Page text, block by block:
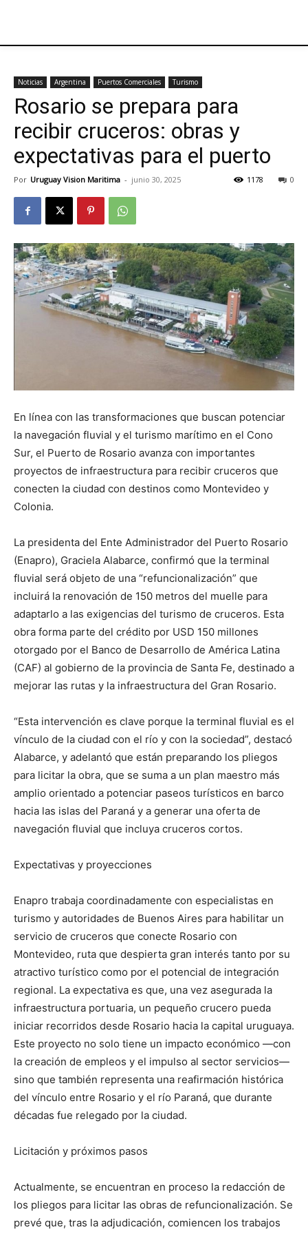
Noticias Argentina Puertos Comerciales Turismo
Rosario se prepara para
recibir cruceros: obras y
expectativas para el puerto
Por Uruguay Vision Maritima - junio 30, 2025 0
1178
En línea con las transformaciones que buscan potenciar
la navegación fluvial y el turismo marítimo en el Cono
Sur, el Puerto de Rosario avanza con importantes
proyectos de infraestructura para recibir cruceros que
conecten la ciudad con destinos como Montevideo y
Colonia.
La presidenta del Ente Administrador del Puerto Rosario
(Enapro), Graciela Alabarce, confirmó que la terminal
fluvial será objeto de una “refuncionalización” que
incluirá la renovación de 150 metros del muelle para
adaptarlo a las exigencias del turismo de cruceros. Esta
obra forma parte del crédito por USD 150 millones
otorgado por el Banco de Desarrollo de América Latina
(CAF) al gobierno de la provincia de Santa Fe, destinado a
mejorar las rutas y la infraestructura del Gran Rosario.
“Esta intervención es clave porque la terminal fluvial es el
vínculo de la ciudad con el río y con la sociedad”, destacó
Alabarce, y adelantó que están preparando los pliegos
para licitar la obra, que se suma a un plan maestro más
amplio orientado a potenciar paseos turísticos en barco
hacia las islas del Paraná y a generar una oferta de
navegación fluvial que incluya cruceros cortos.
Expectativas y proyecciones
Enapro trabaja coordinadamente con especialistas en
turismo y autoridades de Buenos Aires para habilitar un
servicio de cruceros que conecte Rosario con
Montevideo, ruta que despierta gran interés tanto por su
atractivo turístico como por el potencial de integración
regional. La expectativa es que, una vez asegurada la
infraestructura portuaria, un pequeño crucero pueda
iniciar recorridos desde Rosario hacia la capital uruguaya.
Este proyecto no solo tiene un impacto económico —con
la creación de empleos y el impulso al sector servicios—
sino que también representa una reafirmación histórica
del vínculo entre Rosario y el río Paraná, que durante
décadas fue relegado por la ciudad.
Licitación y próximos pasos
Actualmente, se encuentran en proceso la redacción de
los pliegos para licitar las obras de refuncionalización. Se
prevé que, tras la adjudicación, comiencen los trabajos